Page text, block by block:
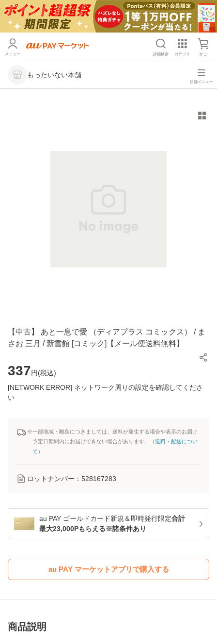
メニュー 詳細検索 カテゴリ かご
もったいない本舗
店舗メニュー
【中古】 あと一息で愛 （ディアプラス コミックス） / ま
さお 三月 / 新書館 [コミック]【メール便送料無料】
337円(税込)
[NETWORK ERROR] ネットワーク周りの設定を確認してくださ
い
※一部地域・離島につきましては、送料が発生する場合や表示のお届け
予定日期間内にお届けできない場合があります。（送料・配送につい
て ）
ロットナンバー： 528167283
au PAY ゴールドカード新規＆即時発行限定合計
最大23,000Pもらえる※諸条件あり
au PAY マーケットアプリで購入する
商品説明